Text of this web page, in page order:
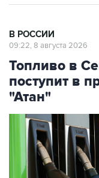
Топливо в
поступит в
"Атан"